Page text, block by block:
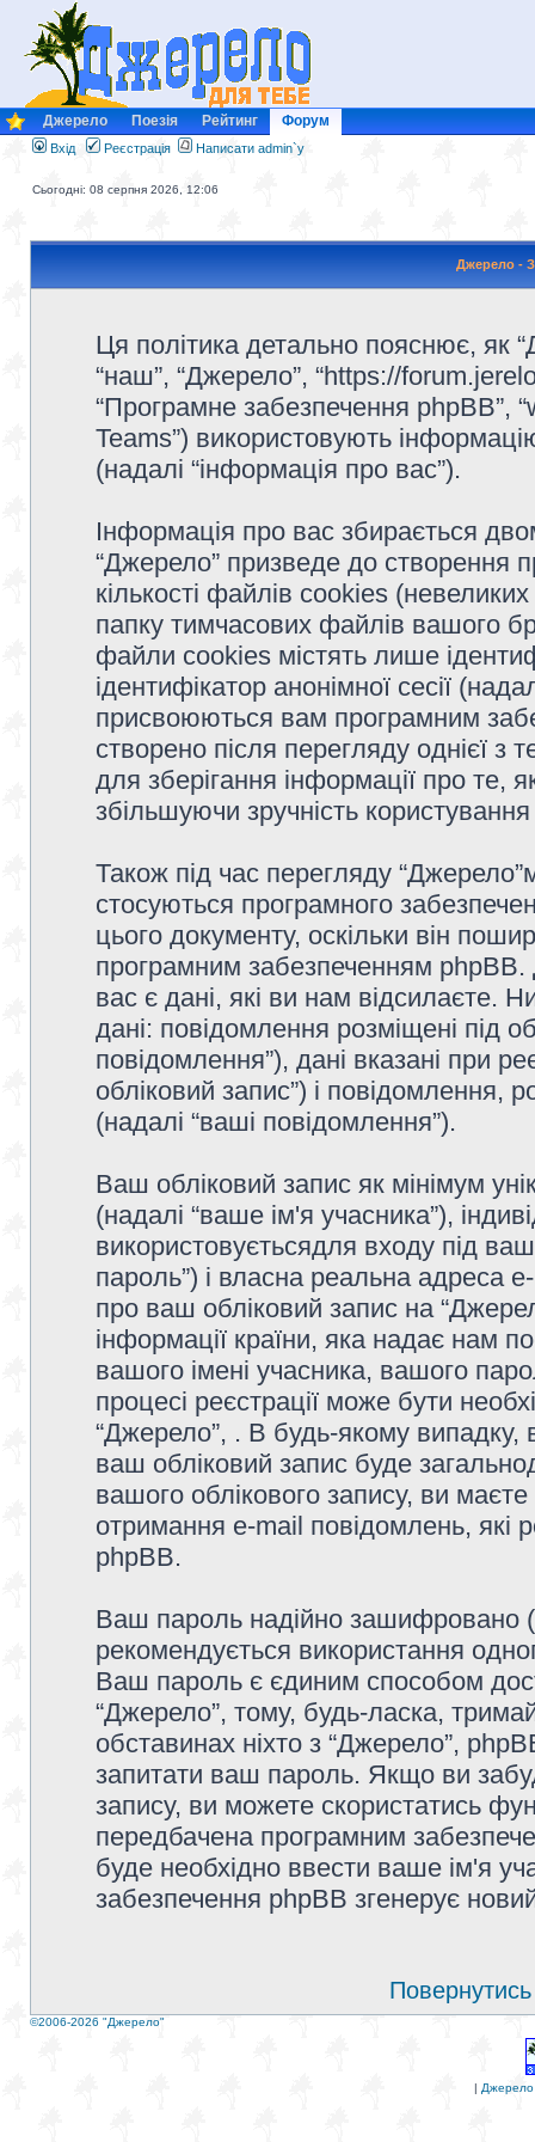
Джерело Поезія Рейтинг Форум
Вхід Реєстрація Написати admin`у
Сьогодні: 08 серпня 2026, 12:06
Джерело -
Ця політика детально пояснює, як
“наш”, “Джерело”, “https://
“Програмне забезпечення phpBB”,
Teams”) використовують
(надалі “інформація про вас”).
Інформація про вас збирається
“Джерело” призведе до створення
кількості файлів cookies
папку тимчасових файлів вашого
файли cookies містять лише
ідентифікатор анонімної сесії
присвоюються вам програмним
створено після перегляду однієї з
для зберігання інформації про те,
збільшуючи зручність
Також під час перегляду
стосуються програмного
цього документу, оскільки він
програмним забезпеченням
вас є дані, які ви нам відсилаєте.
дані: повідомлення розміщені під
повідомлення”), дані вказані при
обліковий запис”) і повідомлення,
(надалі “ваші повідомлення”).
Ваш обліковий запис як мінімум
(надалі “ваше ім'я учасника”),
використовуєтьсядля входу під
пароль”) і власна реальна адреса
про ваш обліковий запис на
інформації країни, яка надає нам
вашого імені учасника, вашого
процесі реєстрації може бути
“Джерело”, . В будь-якому
ваш обліковий запис буде
вашого облікового запису, ви
отримання e-mail повідомлень, які
phpBB.
Ваш пароль надійно зашифровано
рекомендується використання
Ваш пароль є єдиним способом
“Джерело”, тому, будь-ласка,
обставинах ніхто з “Джерело”,
запитати ваш пароль. Якщо ви
запису, ви можете скористатись
передбачена програмним
буде необхідно ввести ваше ім'я
забезпечення phpBB згенерує
Повернутись
©2006-2026 "Джерело"
| Джерело